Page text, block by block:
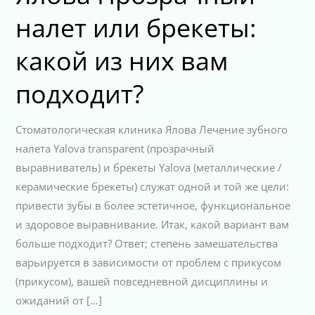
налет или брекеты:
какой из них вам
подходит?
Стоматологическая клиника Ялова Лечение зубного
налета Yalova transparent (прозрачный
выравниватель) и брекеты Yalova (металлические /
керамические брекеты) служат одной и той же цели:
привести зубы в более эстетичное, функциональное
и здоровое выравнивание. Итак, какой вариант вам
больше подходит? Ответ; степень замешательства
варьируется в зависимости от проблем с прикусом
(прикусом), вашей повседневной дисциплины и
ожиданий от […]